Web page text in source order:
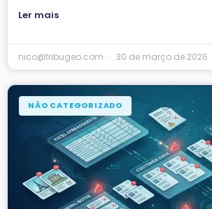
Ler mais
nico@tribugeo.com 30 de março de 2026
NÃO CATEGORIZADO